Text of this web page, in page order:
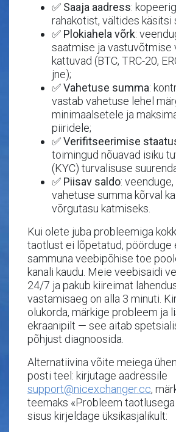
✅ Saaja aadress:
rahakotist, vältides käsitsi
✅ Plokiahela võrk:
saatmise ja vastuvõtmise
kattuvad (BTC, TRC-20,
jne);
✅Vahetuse summa:
vastab vahetuse lehel
minimaalsetele ja
piiridele;
✅Verifitseerimise
toimingud nõuavad isiku
(KYC) turvalisuse
✅ Piisav saldo:
vahetuse summa kõrval
võrgutasu katmiseks.
Kui olete juba probleemiga
taotlust ei lõpetatud, pöörduge
sammuna veebipõhise toe
kanali kaudu. Meie veebisaidi
24/7 ja pakub kiireimat
vastamisaeg on alla 3 minuti.
olukorda, märkige probleem ja
ekraanipilt — see aitab
põhjust diagnoosida.
Alternatiivina võite meiega
posti teel: kirjutage aadressile
support@nicexchanger.cc,
teemaks «Probleem taotlusega
sisus kirjeldage üksikasjalikult: